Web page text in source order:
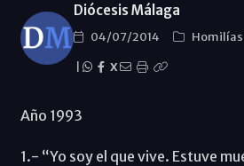
Diócesis Málaga
04/07/2014
Homilías
X
Año 1993
1.- “Yo soy el que vive. Estuve